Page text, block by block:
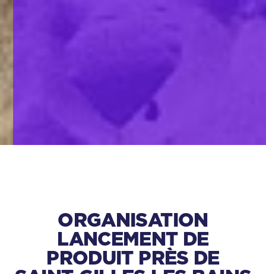
ORGANISATION
LANCEMENT DE
PRODUIT PRÈS DE